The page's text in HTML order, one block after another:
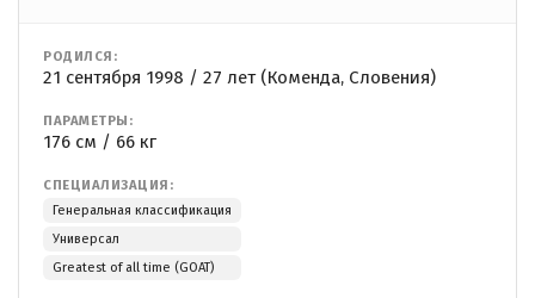
РОДИЛСЯ:
21 сентября 1998 / 27 лет (Коменда, Словения)
ПАРАМЕТРЫ:
176 см / 66 кг
СПЕЦИАЛИЗАЦИЯ:
Генеральная классификация
Универсал
Greatest of all time (GOAT)